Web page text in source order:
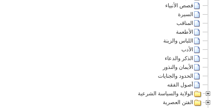
قصص الأنبياء
السيرة
المناقب
الأطعمة
اللباس والزينة
الأدب
الذكر والدعاء
الأيمان والنذور
الحدود والجنايات
أصول الفقه
الولاية والسياسة الشرعية
الفتن العصرية